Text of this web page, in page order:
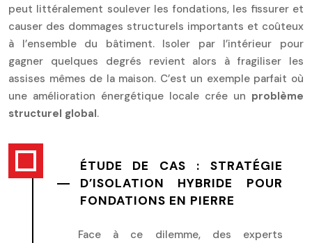
peut littéralement soulever les fondations, les fissurer et
causer des dommages structurels importants et coûteux
à l’ensemble du bâtiment. Isoler par l’intérieur pour
gagner quelques degrés revient alors à fragiliser les
assises mêmes de la maison. C’est un exemple parfait où
une amélioration énergétique locale crée un problème
structurel global.
ÉTUDE DE CAS : STRATÉGIE
D’ISOLATION HYBRIDE POUR
FONDATIONS EN PIERRE
Face à ce dilemme, des experts